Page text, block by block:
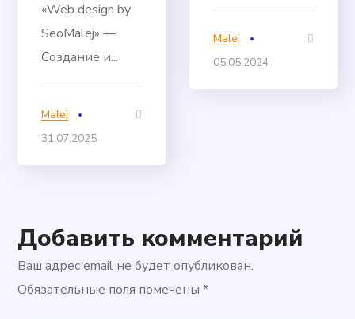
«Web design by
SeoMalej» —
Создание и...
Malej
31.07.2025
Malej
05.05.2024
Добавить комментарий
Ваш адрес email не будет опубликован.
Обязательные поля помечены*